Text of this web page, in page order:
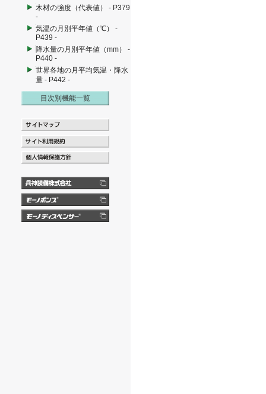
木材の強度（代表値） - P379
-
気温の月別平年値（℃） -
P439 -
降水量の月別平年値（mm） -
P440 -
世界各地の月平均気温・降水
量 - P442 -
目次別機能一覧